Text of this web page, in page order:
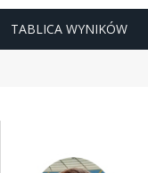
TABLICA WYNIKÓW